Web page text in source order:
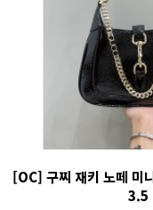
[OC] 구찌 재키 노떼
3.5